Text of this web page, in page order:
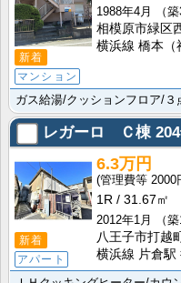
新着
マンション
1988年4月
（
相模原市緑区
横浜線 橋本（
レガーロ Ｃ棟
新着
アパート
6.3万円
2000
1R
31.67㎡
2012年1月
（
八王子市打越町
横浜線 片倉駅